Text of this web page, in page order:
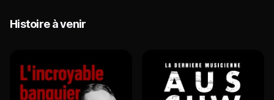
Histoire à venir